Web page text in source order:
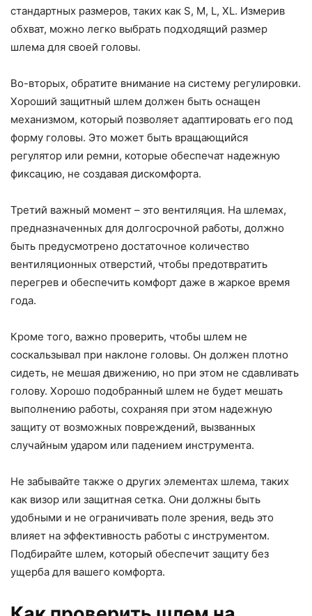
стандартных размеров, таких как S, M, L, XL. Измерив
обхват, можно легко выбрать подходящий размер
шлема для своей головы.
Во-вторых, обратите внимание на систему регулировки.
Хороший защитный шлем должен быть оснащен
механизмом, который позволяет адаптировать его под
форму головы. Это может быть вращающийся
регулятор или ремни, которые обеспечат надежную
фиксацию, не создавая дискомфорта.
Третий важный момент – это вентиляция. На шлемах,
предназначенных для долгосрочной работы, должно
быть предусмотрено достаточное количество
вентиляционных отверстий, чтобы предотвратить
перегрев и обеспечить комфорт даже в жаркое время
года.
Кроме того, важно проверить, чтобы шлем не
соскальзывал при наклоне головы. Он должен плотно
сидеть, не мешая движению, но при этом не сдавливать
голову. Хорошо подобранный шлем не будет мешать
выполнению работы, сохраняя при этом надежную
защиту от возможных повреждений, вызванных
случайным ударом или падением инструмента.
Не забывайте также о других элементах шлема, таких
как визор или защитная сетка. Они должны быть
удобными и не ограничивать поле зрения, ведь это
влияет на эффективность работы с инструментом.
Подбирайте шлем, который обеспечит защиту без
ущерба для вашего комфорта.